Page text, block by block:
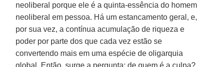
neoliberal porque ele é a quinta-essência do homem
neoliberal em pessoa. Há um estancamento geral, e,
por sua vez, a contínua acumulação de riqueza e
poder por parte dos que cada vez estão se
convertendo mais em uma espécie de oligarquia
global. Então, surge a pergunta: de quem é a culpa?